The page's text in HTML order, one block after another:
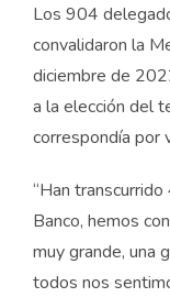
Los 904
convalidaron la
diciembre de
a la elección del
correspondía por
“Han
Banco, hemos
muy grande, una
todos nos